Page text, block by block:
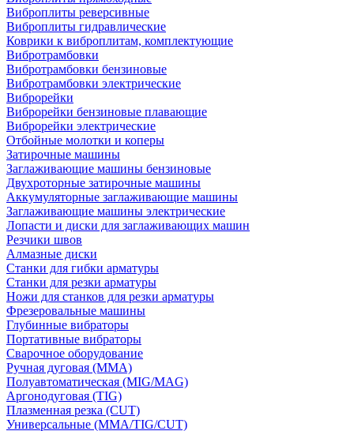
Виброплиты реверсивные
Виброплиты гидравлические
Коврики к виброплитам, комплектующие
Вибротрамбовки
Вибротрамбовки бензиновые
Вибротрамбовки электрические
Виброрейки
Виброрейки бензиновые плавающие
Виброрейки электрические
Отбойные молотки и коперы
Затирочные машины
Заглаживающие машины бензиновые
Двухроторные затирочные машины
Аккумуляторные заглаживающие машины
Заглаживающие машины электрические
Лопасти и диски для заглаживающих машин
Резчики швов
Алмазные диски
Станки для гибки арматуры
Станки для резки арматуры
Ножи для станков для резки арматуры
Фрезеровальные машины
Глубинные вибраторы
Портативные вибраторы
Сварочное оборудование
Ручная дуговая (MMA)
Полуавтоматическая (MIG/MAG)
Аргонодуговая (TIG)
Плазменная резка (CUT)
Универсальные (MMA/TIG/CUT)